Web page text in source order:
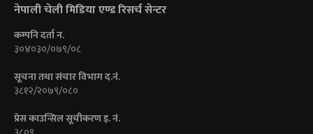
नेपाली चेली मिडिया एण्ड रिसर्च सेन्टर
कम्पनि दर्ता न.
३०४०३०/०७९/०८
सूचना तथा संचार विभाग द.नं.
३८१२/२०७९/०८०
प्रेस काउन्सिल सूचीकरण इ. नं.